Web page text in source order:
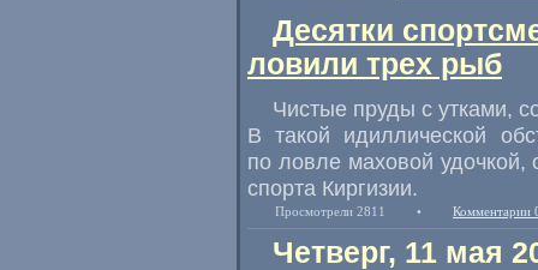
Десятки
ловили трех рыб
Чистые пруды с утками,
В такой идиллической
по ловле маховой удочкой,
спорта Киргизии.
Просмотрели 2811 • Комментарии
Четверг, 11 мая